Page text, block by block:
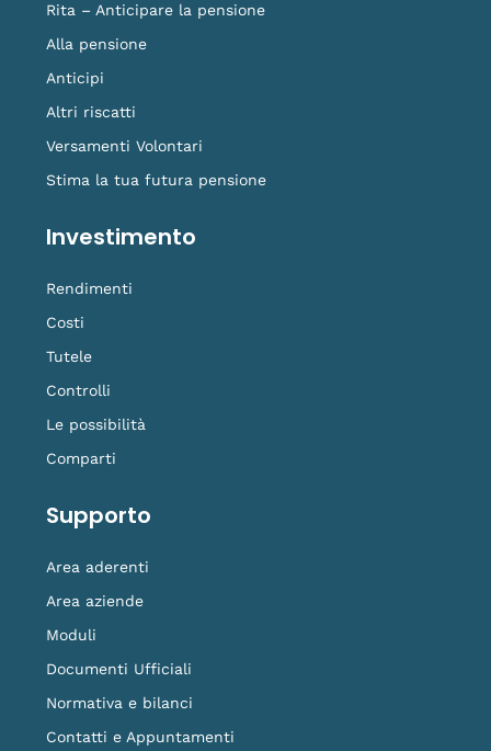
Rita – Anticipare la pensione
Alla pensione
Anticipi
Altri riscatti
Versamenti Volontari
Stima la tua futura pensione
Investimento
Rendimenti
Costi
Tutele
Controlli
Le possibilità
Comparti
Supporto
Area aderenti
Area aziende
Moduli
Documenti Ufficiali
Normativa e bilanci
Contatti e Appuntamenti